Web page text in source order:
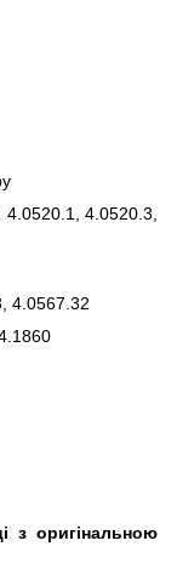
4.0520.3,
4.0567.32
з оригінальною